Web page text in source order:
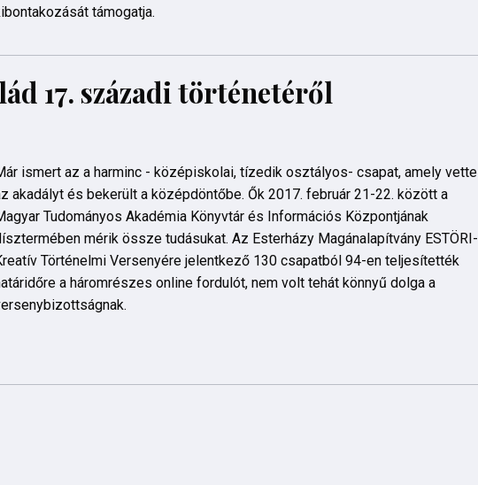
támogatja.
17. századi történetéről
ismert az a harminc - középiskolai, tízedik osztályos- csapat, amely vette
akadályt és bekerült a középdöntőbe. Ők 2017. február 21-22. között a
Tudományos Akadémia Könyvtár és Információs Központjának
mérik össze tudásukat. Az Esterházy Magánalapítvány ESTÖRI-
Történelmi Versenyére jelentkező 130 csapatból 94-en teljesítették
a háromrészes online fordulót, nem volt tehát könnyű dolga a